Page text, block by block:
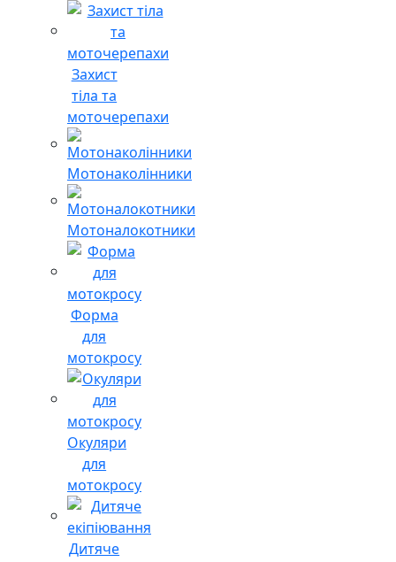
Захист
тіла та
моточерепахи
Мотонаколінники
Мотоналокотники
Форма
для
мотокросу
Окуляри
для
мотокросу
Дитяче